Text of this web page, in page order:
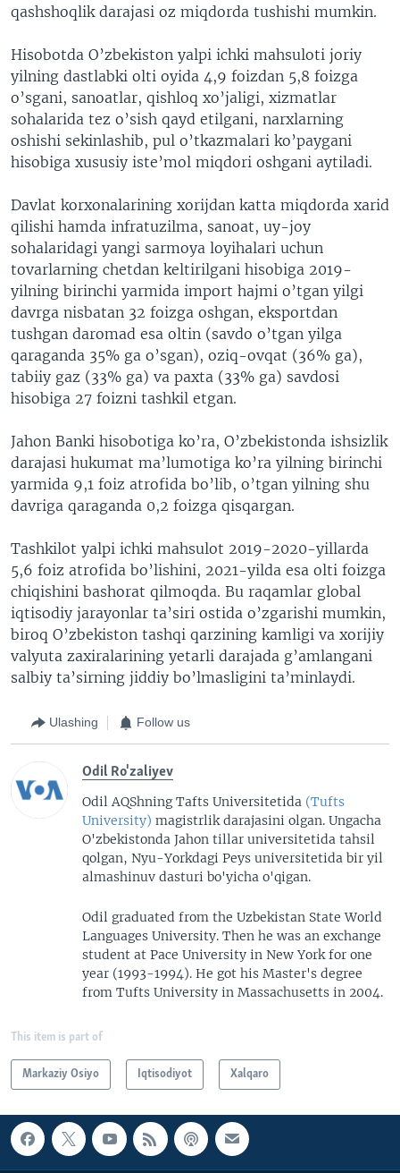
qashshoqlik darajasi oz miqdorda tushishi mumkin.
Hisobotda O’zbekiston yalpi ichki mahsuloti joriy
yilning dastlabki olti oyida 4,9 foizdan 5,8 foizga
o’sgani, sanoatlar, qishloq xo’jaligi, xizmatlar
sohalarida tez o’sish qayd etilgani, narxlarning
oshishi sekinlashib, pul o’tkazmalari ko’paygani
hisobiga xususiy iste’mol miqdori oshgani aytiladi.
Davlat korxonalarining xorijdan katta miqdorda xarid
qilishi hamda infratuzilma, sanoat, uy-joy
sohalaridagi yangi sarmoya loyihalari uchun
tovarlarning chetdan keltirilgani hisobiga 2019-
yilning birinchi yarmida import hajmi o’tgan yilgi
davrga nisbatan 32 foizga oshgan, eksportdan
tushgan daromad esa oltin (savdo o’tgan yilga
qaraganda 35% ga o’sgan), oziq-ovqat (36% ga),
tabiiy gaz (33% ga) va paxta (33% ga) savdosi
hisobiga 27 foizni tashkil etgan.
Jahon Banki hisobotiga ko’ra, O’zbekistonda ishsizlik
darajasi hukumat ma’lumotiga ko’ra yilning birinchi
yarmida 9,1 foiz atrofida bo’lib, o’tgan yilning shu
davriga qaraganda 0,2 foizga qisqargan.
Tashkilot yalpi ichki mahsulot 2019-2020-yillarda
5,6 foiz atrofida bo’lishini, 2021-yilda esa olti foizga
chiqishini bashorat qilmoqda. Bu raqamlar global
iqtisodiy jarayonlar ta’siri ostida o’zgarishi mumkin,
biroq O’zbekiston tashqi qarzining kamligi va xorijiy
valyuta zaxiralarining yetarli darajada g’amlangani
salbiy ta’sirning jiddiy bo’lmasligini ta’minlaydi.
Ulashing Follow us
Odil Ro'zaliyev
Odil AQShning Tafts Universitetida (Tufts
University) magistrlik darajasini olgan. Ungacha
O'zbekistonda Jahon tillar universitetida tahsil
qolgan, Nyu-Yorkdagi Peys universitetida bir yil
almashinuv dasturi bo'yicha o'qigan.
Odil graduated from the Uzbekistan State World
Languages University. Then he was an exchange
student at Pace University in New York for one
year (1993-1994). He got his Master's degree
from Tufts University in Massachusetts in 2004.
This item is part of
Markaziy Osiyo Iqtisodiyot Xalqaro